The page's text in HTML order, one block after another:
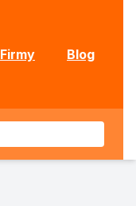
Firmy Blog